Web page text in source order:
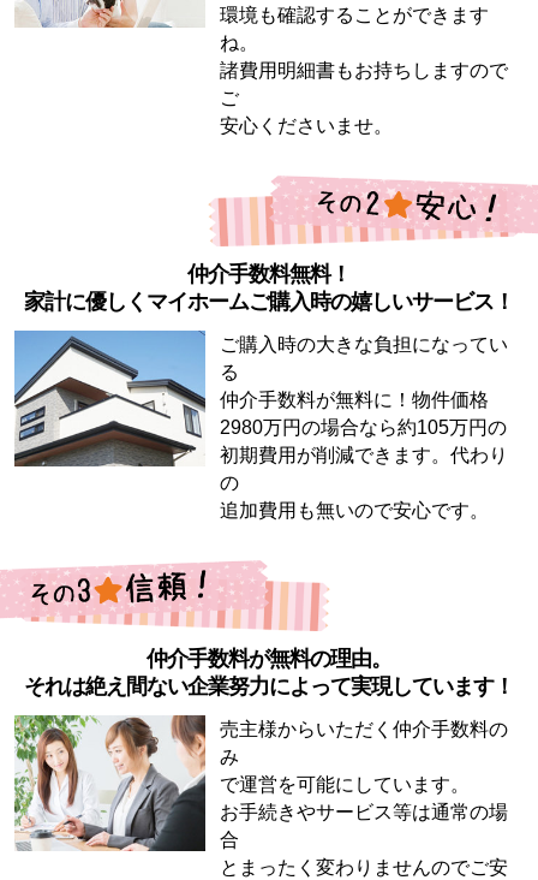
環境も確認することができます
ね。
諸費用明細書もお持ちしますので
ご
安心くださいませ。
仲介手数料無料！
家計に優しくマイホームご購入時の嬉しいサービス！
ご購入時の大きな負担になってい
る
仲介手数料が無料に！物件価格
2980万円の場合なら約105万円の
初期費用が削減できます。代わり
の
追加費用も無いので安心です。
仲介手数料が無料の理由。
それは絶え間ない企業努力によって実現しています！
売主様からいただく仲介手数料の
み
で運営を可能にしています。
お手続きやサービス等は通常の場
合
とまったく変わりませんのでご安